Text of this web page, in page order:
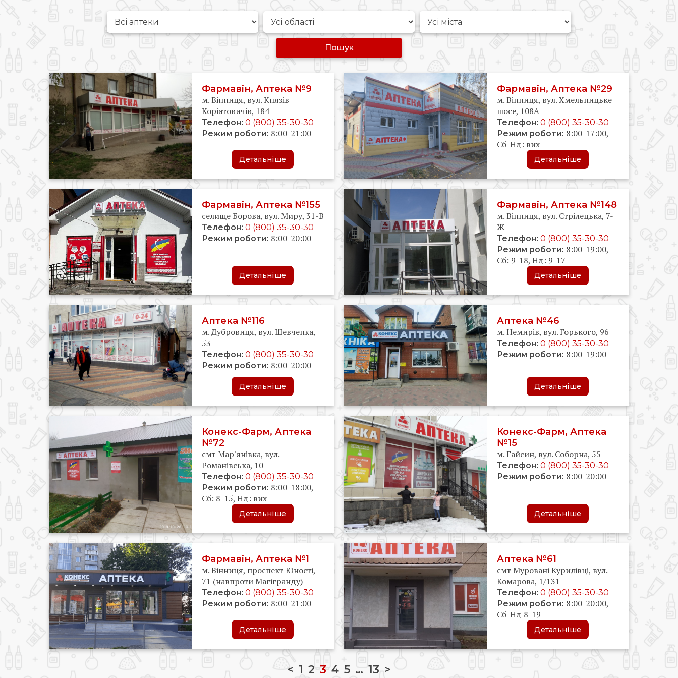
Довідкова аптек:
Слідкуй за нами:
Пошук
Фармавін, Аптека №9
м. Вінниця, вул. Князів
Коріатовичів, 184
Телефон: 0 (800) 35-30-30
Режим роботи: 8:00-21:00
Детальніше
Фармавін, Аптека №29
м. Вінниця, вул. Хмельницьке
шосе, 108А
Телефон: 0 (800) 35-30-30
Режим роботи: 8:00-17:00,
Сб-Нд: вих
Детальніше
Фармавін, Аптека №155
селище Борова, вул. Миру, 31-В
Телефон: 0 (800) 35-30-30
Режим роботи: 8:00-20:00
Детальніше
Фармавін, Аптека №148
м. Вінниця, вул. Стрілецька, 7-
Ж
Телефон: 0 (800) 35-30-30
Режим роботи: 8:00-19:00,
Сб: 9-18, Нд: 9-17
Детальніше
Аптека №116
м. Дубровиця, вул. Шевченка,
53
Телефон: 0 (800) 35-30-30
Режим роботи: 8:00-20:00
Детальніше
Аптека №46
м. Немирів, вул. Горького, 96
Телефон: 0 (800) 35-30-30
Режим роботи: 8:00-19:00
Детальніше
Конекс-Фарм, Аптека
№72
смт Мар'янівка, вул.
Романівська, 10
Телефон: 0 (800) 35-30-30
Режим роботи: 8:00-18:00,
Сб: 8-15, Нд: вих
Детальніше
Конекс-Фарм, Аптека
№15
м. Гайсин, вул. Соборна, 55
Телефон: 0 (800) 35-30-30
Режим роботи: 8:00-20:00
Детальніше
Фармавін, Аптека №1
м. Вінниця, проспект Юності,
71 (навпроти Магігранду)
Телефон: 0 (800) 35-30-30
Режим роботи: 8:00-21:00
Детальніше
Аптека №61
смт Муровані Курилівці, вул.
Комарова, 1/131
Телефон: 0 (800) 35-30-30
Режим роботи: 8:00-20:00,
Сб-Нд 8-19
Детальніше
< 1 2 3 4 5 … 13 >